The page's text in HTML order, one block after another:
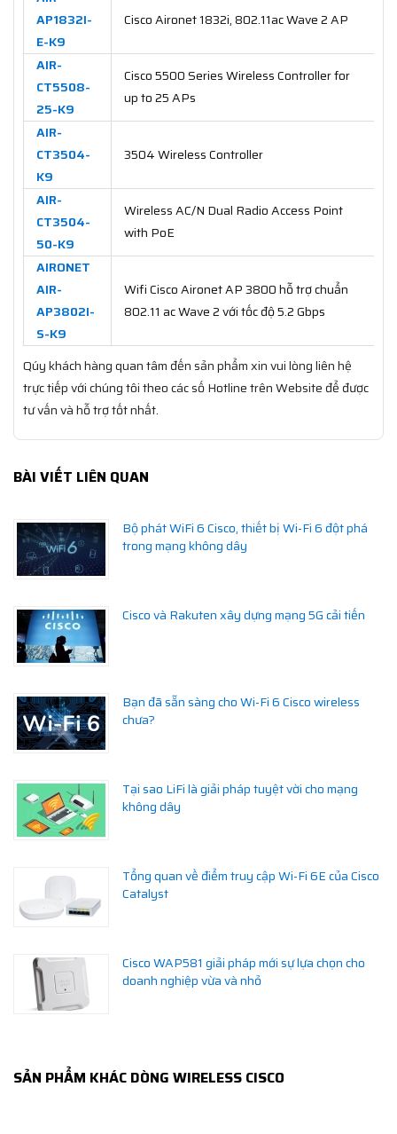
AP1832I-
E-K9
Cisco Aironet 1832i, 802.11ac Wave 2 AP
AIR-
CT5508-
25-K9
Cisco 5500 Series Wireless Controller for
up to 25 APs
AIR-
CT3504-
K9
3504 Wireless Controller
AIR-
CT3504-
50-K9
Wireless AC/N Dual Radio Access Point
with PoE
AIRONET
AIR-
AP3802I-
S-K9
Wifi Cisco Aironet AP 3800 hỗ trợ chuẩn
802.11 ac Wave 2 với tốc độ 5.2 Gbps
Qúy khách hàng quan tâm đến sản phẩm xin vui lòng liên hệ
trực tiếp với chúng tôi theo các số Hotline trên Website để được
tư vấn và hỗ trợ tốt nhất.
BÀI VIẾT LIÊN QUAN
Bộ phát WiFi 6 Cisco, thiết bị Wi-Fi 6 đột phá
trong mạng không dây
Cisco và Rakuten xây dựng mạng 5G cải tiến
Bạn đã sẵn sàng cho Wi-Fi 6 Cisco wireless
chưa?
Tại sao LiFi là giải pháp tuyệt vời cho mạng
không dây
Tổng quan về điểm truy cập Wi-Fi 6E của Cisco
Catalyst
Cisco WAP581 giải pháp mới sự lựa chọn cho
doanh nghiệp vừa và nhỏ
SẢN PHẨM KHÁC DÒNG WIRELESS CISCO